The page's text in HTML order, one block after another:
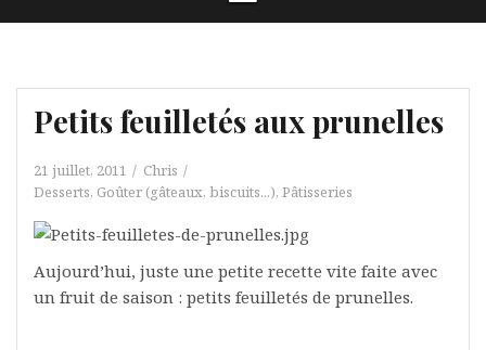
Petits feuilletés aux prunelles
21 juillet, 2011
Chris
Desserts, Goûter (gâteaux, biscuits...), Pâtisseries
Aujourd’hui, juste une petite recette vite faite avec
un fruit de saison : petits feuilletés de prunelles.